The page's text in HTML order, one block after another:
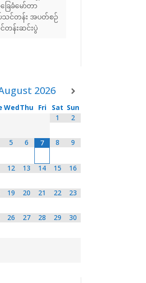
ေခံမော်တာ
သင်တန်း အပတ်စဉ်
တန်းဆင်းပွဲ
2026
WedThu Fri Sat Sun
1
2
5 6 7 8 9
12 13 14 15 16
19 20 21 22 23
26 27 28 29 30